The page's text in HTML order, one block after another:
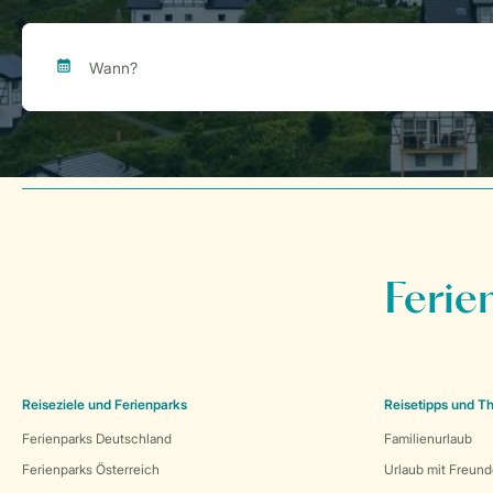
Reiseziele und Ferienparks
Ferienparks Deutschland
Ferienparks Österreich
Reisetipps und
Familienurlaub
Urlaub mit